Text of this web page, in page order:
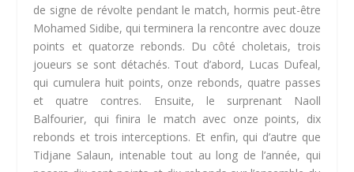
de signe de révolte pendant le match, hormis peut-être
Mohamed Sidibe, qui terminera la rencontre avec douze
points et quatorze rebonds. Du côté choletais, trois
joueurs se sont détachés. Tout d’abord, Lucas Dufeal,
qui cumulera huit points, onze rebonds, quatre passes
et quatre contres. Ensuite, le surprenant Naoll
Balfourier, qui finira le match avec onze points, dix
rebonds et trois interceptions. Et enfin, qui d’autre que
Tidjane Salaun, intenable tout au long de l’année, qui